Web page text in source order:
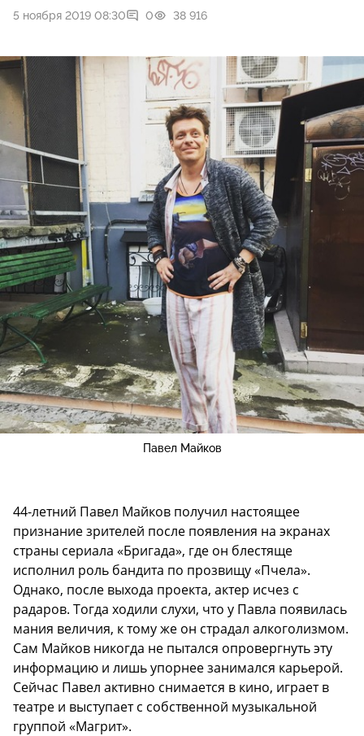
5 ноября 2019 08:30 0 38 916
Павел Майков
44-летний Павел Майков получил настоящее
признание зрителей после появления на экранах
страны сериала «Бригада», где он блестяще
исполнил роль бандита по прозвищу «Пчела».
Однако, после выхода проекта, актер исчез с
радаров. Тогда ходили слухи, что у Павла появилась
мания величия, к тому же он страдал алкоголизмом.
Сам Майков никогда не пытался опровергнуть эту
информацию и лишь упорнее занимался карьерой.
Сейчас Павел активно снимается в кино, играет в
театре и выступает с собственной музыкальной
группой «Магрит».